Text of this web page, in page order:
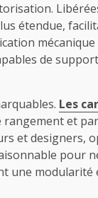
étendue,
mécanique
de
Les
et
et designers,
pour
une modularité